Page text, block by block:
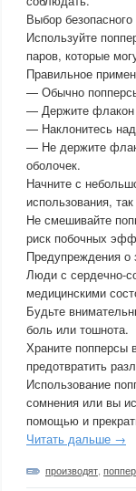
Выбор
Используйте
паров, которые
Правильное
— Обычно
— Держите флакон
— Наклонитесь
— Не держите
оболочек.
Начните с
использования,
Не смешивайте
риск побочных
Предупреждения о
Люди с сердечно-
медицинскими
Будьте
боль или тошнота.
Храните попперсы
предотвратить
Использование
сомнения или вы
помощью и
Читать дальше →
производят